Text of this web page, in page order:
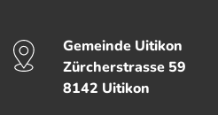
KontaktGemeinde Uitikon
Zürcherstrasse 59
8142 Uitikon